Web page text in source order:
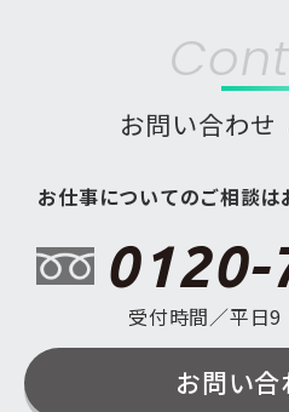
お問い合わせ
お仕事についてのご相談
0120-
受付時間／平日
お問い合